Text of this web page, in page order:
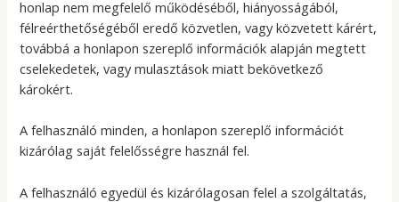
honlap nem megfelelő működéséből, hiányosságából,
félreérthetőségéből eredő közvetlen, vagy közvetett kárért,
továbbá a honlapon szereplő információk alapján megtett
cselekedetek, vagy mulasztások miatt bekövetkező
károkért.
A felhasználó minden, a honlapon szereplő információt
kizárólag saját felelősségre használ fel.
A felhasználó egyedül és kizárólagosan felel a szolgáltatás,